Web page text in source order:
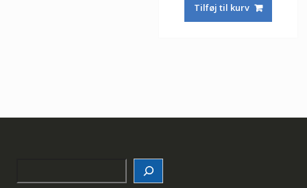
var:
Tilføj til kurv